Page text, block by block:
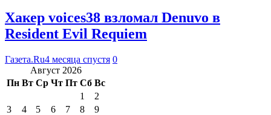
Хакер voices38 взломал Denuvo в
Resident Evil Requiem
Газета.Ru4 месяца спустя 0
Август 2026
Пн Вт Ср Чт Пт Сб Вс
1
2
3
4 5 6 7 8
9